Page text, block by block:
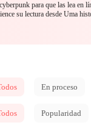
para que las lea en
su lectura desde Uma
En proceso
Popularidad